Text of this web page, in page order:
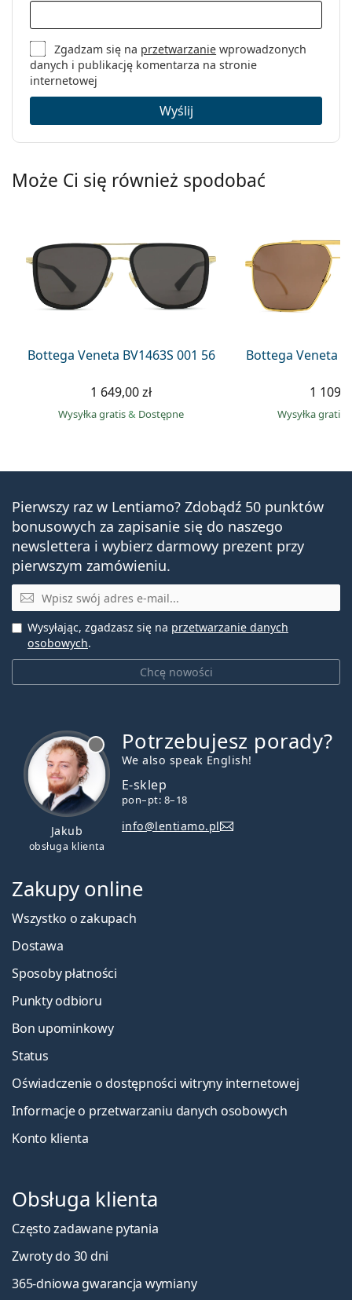
Zgadzam się na przetwarzanie wprowadzonych
danych i publikację komentarza na stronie
internetowej
Wyślij
Może Ci się również spodobać
Bottega Veneta BV1463S 001 56
1 649,00 zł
Wysyłka gratis& Dostępne
Bottega Veneta
1
Wysyłka gratis
Pierwszy raz w Lentiamo? Zdobądź 50 punktów
bonusowych za zapisanie się do naszego
newslettera i wybierz darmowy prezent przy
pierwszym zamówieniu.
E-mail
Chcę nowości
Wysyłając, zgadzasz się na przetwarzanie danych
osobowych.
Jakub
obsługa klienta
Potrzebujesz porady?
We also speak English!
E-sklep
pon–pt: 8–18
info@lentiamo.pl
Zakupy online
Wszystko o zakupach
Dostawa
Sposoby płatności
Punkty odbioru
Bon upominkowy
Status
Oświadczenie o dostępności witryny internetowej
Informacje o przetwarzaniu danych osobowych
Konto klienta
Obsługa klienta
Często zadawane pytania
Zwroty do 30 dni
365-dniowa gwarancja wymiany